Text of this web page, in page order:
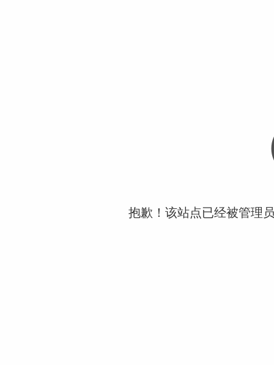
抱歉！该站点已经被管理